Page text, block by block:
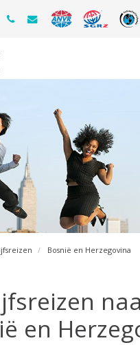
Bosnië en Herzegovina
en